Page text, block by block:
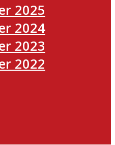
2025
2024
2023
2022